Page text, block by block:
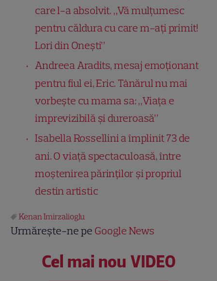
care l-a absolvit. „Vă mulțumesc
pentru căldura cu care m-ați primit!
Lori din Oneşti”
Andreea Aradits, mesaj emoționant
pentru fiul ei, Eric. Tânărul nu mai
vorbește cu mama sa: „Viața e
imprevizibilă și dureroasă”
Isabella Rossellini a împlinit 73 de
ani. O viață spectaculoasă, între
moștenirea părinților și propriul
destin artistic
Kenan Imirzalioglu
Urmărește-ne pe Google News
Cel mai nou VIDEO